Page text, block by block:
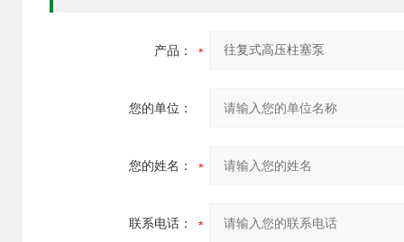
产品：
您的单位：
您的姓名：
联系电话：